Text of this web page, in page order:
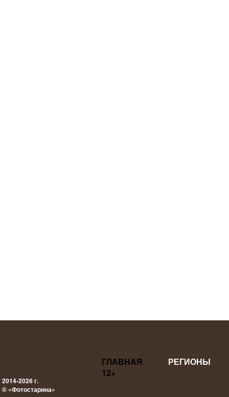
2014-2026 г.
© «Фотостарина»
ГЛАВНАЯ
РЕГИОНЫ
12+